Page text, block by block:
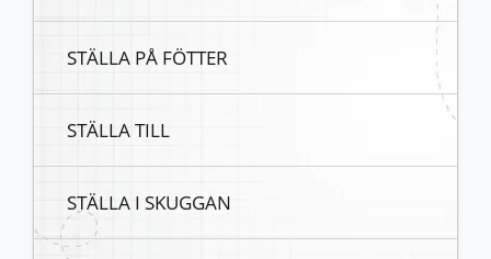
STÄLLA PÅ FÖTTER
STÄLLA TILL
STÄLLA I SKUGGAN